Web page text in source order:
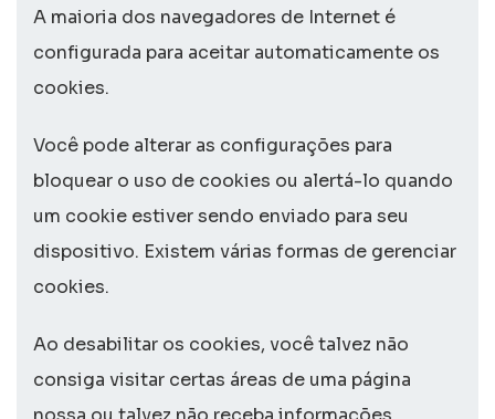
A maioria dos navegadores de Internet é
configurada para aceitar automaticamente os
cookies.
Você pode alterar as configurações para
bloquear o uso de cookies ou alertá-lo quando
um cookie estiver sendo enviado para seu
dispositivo. Existem várias formas de gerenciar
cookies.
Ao desabilitar os cookies, você talvez não
consiga visitar certas áreas de uma página